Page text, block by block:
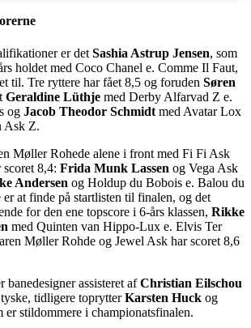
er det Sashia Astrup Jensen, som
holdet med Coco Chanel e. Comme Il Faut,
til. Tre ryttere har fået 8,5 og foruden Søren
Geraldine Lüthje med Derby Alfarvad Z e.
og Jacob Theodor Schmidt med Avatar Lox
Ask Z.
Møller Rohede alene i front med Fi Fi Ask
8,4: Frida Munk Lassen og Vega Ask
Andersen og Holdup du Bobois e. Balou du
at finde på startlisten til finalen, og det
for den ene topscore i 6-års klassen, Rikke
med Quinten van Hippo-Lux e. Elvis Ter
Møller Rohde og Jewel Ask har scoret 8,6
banedesigner assisteret afChristian Eilschou
tidligere toprytterKarsten Huck og
er stildommere i championatsfinalen.